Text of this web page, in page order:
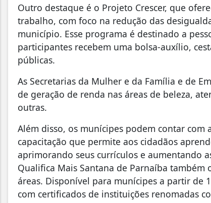
Outro destaque é o Projeto Crescer, que
trabalho, com foco na redução das
município. Esse programa é destinado a
participantes recebem uma bolsa-auxílio,
públicas.
As Secretarias da Mulher e da Família e de
de geração de renda nas áreas de beleza,
outras.
Além disso, os munícipes podem contar
capacitação que permite aos cidadãos
aprimorando seus currículos e aumentando
Qualifica Mais Santana de Parnaíba
áreas. Disponível para munícipes a partir de
com certificados de instituições renomadas